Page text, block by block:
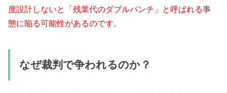
度設計しないと「残業代のダブルパンチ」と呼ばれる事
態に陥る可能性があるのです。
なぜ裁判で争われるのか？